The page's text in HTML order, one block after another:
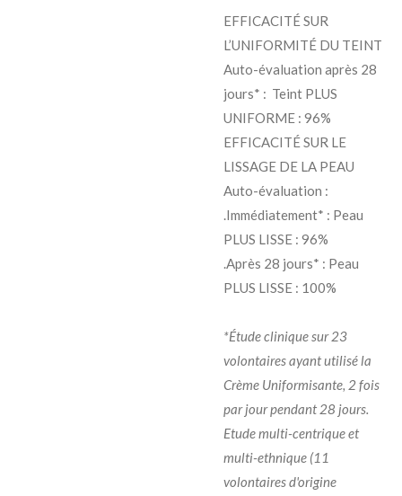
EFFICACITÉ SUR
L’UNIFORMITÉ DU TEINT
Auto-évaluation après 28
jours* : Teint PLUS
UNIFORME : 96%
EFFICACITÉ SUR LE
LISSAGE DE LA PEAU
Auto-évaluation :
.Immédiatement* : Peau
PLUS LISSE : 96%
.Après 28 jours* : Peau
PLUS LISSE : 100%
*Étude clinique sur 23
volontaires ayant utilisé la
Crème Uniformisante, 2 fois
par jour pendant 28 jours.
Etude multi-centrique et
multi-ethnique (11
volontaires d'origine